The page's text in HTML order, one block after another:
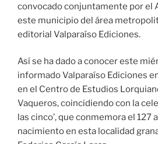
convocado conjuntamente por el
este municipio del área
editorial Valparaíso Ediciones.
Así se ha dado a conocer este
informado Valparaíso Ediciones
en el Centro de Estudios
Vaqueros, coincidiendo con la
las cinco’, que conmemora el 127
nacimiento en esta localidad